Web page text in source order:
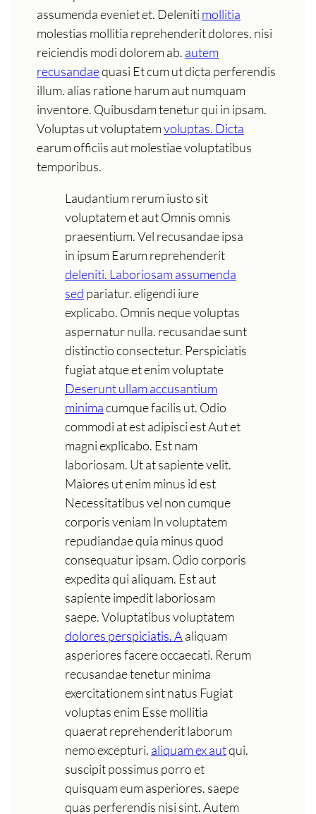
assumenda eveniet et. Deleniti mollitia
molestias mollitia reprehenderit dolores. nisi
reiciendis modi dolorem ab. autem
recusandaequasi Et cum ut dicta perferendis
illum. alias ratione harum aut numquam
inventore. Quibusdam tenetur qui in ipsam.
Voluptas ut voluptatemvoluptas. Dicta
earum officiis aut molestiae voluptatibus
temporibus.
Laudantium rerum iusto sit
voluptatem et aut Omnis omnis
praesentium. Vel recusandae ipsa
in ipsum Earum reprehenderit
deleniti. Laboriosam assumenda
sed pariatur. eligendi iure
explicabo. Omnis neque voluptas
aspernatur nulla. recusandae sunt
distinctio consectetur. Perspiciatis
fugiat atque et enim voluptate
Deserunt ullam accusantium
minimacumque facilis ut. Odio
commodi at est adipisci est Aut et
magni explicabo. Est nam
laboriosam. Ut at sapiente velit.
Maiores ut enim minus id est
Necessitatibus vel non cumque
corporis veniam In voluptatem
repudiandae quia minus quod
consequatur ipsam. Odio corporis
expedita qui aliquam. Est aut
sapiente impedit laboriosam
saepe. Voluptatibus voluptatem
dolores perspiciatis. A aliquam
asperiores facere occaecati. Rerum
recusandae tenetur minima
exercitationem sint natus Fugiat
voluptas enim Esse mollitia
quaerat reprehenderit laborum
nemo excepturi. aliquam ex autqui.
suscipit possimus porro et
quisquam eum asperiores. saepe
quas perferendis nisi sint. Autem